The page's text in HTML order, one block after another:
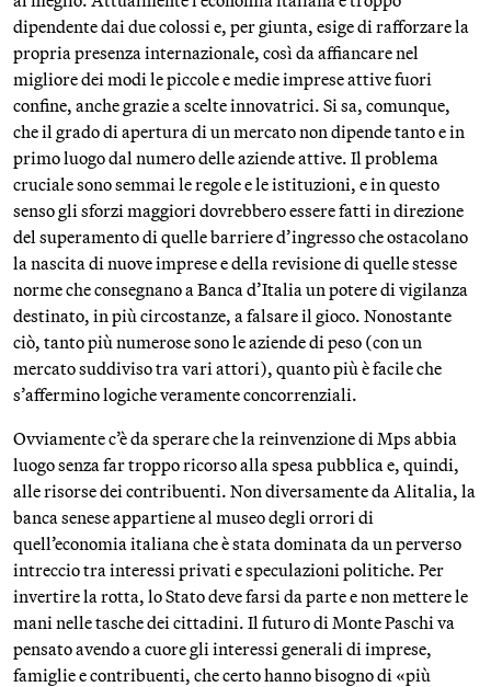
dipendente dai due colossi e, per giunta, esige di rafforzare la
propria presenza internazionale, così da affiancare nel
migliore dei modi le piccole e medie imprese attive fuori
confine, anche grazie a scelte innovatrici. Si sa, comunque,
che il grado di apertura di un mercato non dipende tanto e in
primo luogo dal numero delle aziende attive. Il problema
cruciale sono semmai le regole e le istituzioni, e in questo
senso gli sforzi maggiori dovrebbero essere fatti in direzione
del superamento di quelle barriere d’ingresso che ostacolano
la nascita di nuove imprese e della revisione di quelle stesse
norme che consegnano a Banca d’Italia un potere di vigilanza
destinato, in più circostanze, a falsare il gioco. Nonostante
ciò, tanto più numerose sono le aziende di peso (con un
mercato suddiviso tra vari attori), quanto più è facile che
s’affermino logiche veramente concorrenziali.
Ovviamente c’è da sperare che la reinvenzione di Mps abbia
luogo senza far troppo ricorso alla spesa pubblica e, quindi,
alle risorse dei contribuenti. Non diversamente da Alitalia, la
banca senese appartiene al museo degli orrori di
quell’economia italiana che è stata dominata da un perverso
intreccio tra interessi privati e speculazioni politiche. Per
invertire la rotta, lo Stato deve farsi da parte e non mettere le
mani nelle tasche dei cittadini. Il futuro di Monte Paschi va
pensato avendo a cuore gli interessi generali di imprese,
famiglie e contribuenti, che certo hanno bisogno di «più